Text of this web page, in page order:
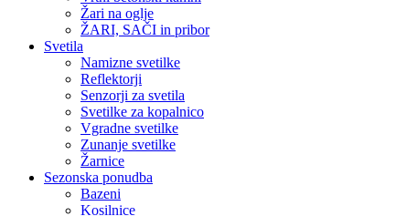
Žari na oglje
ŽARI, SAČI in pribor
Svetila
Namizne svetilke
Reflektorji
Senzorji za svetila
Svetilke za kopalnico
Vgradne svetilke
Zunanje svetilke
Žarnice
Sezonska ponudba
Bazeni
Kosilnice